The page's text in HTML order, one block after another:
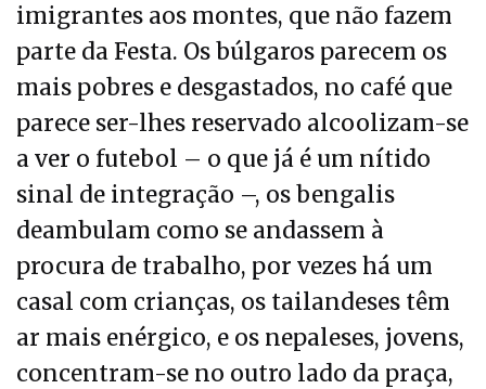
imigrantes aos montes, que não fazem
parte da Festa. Os búlgaros parecem os
mais pobres e desgastados, no café que
parece ser-lhes reservado alcoolizam-se
a ver o futebol – o que já é um nítido
sinal de integração –, os bengalis
deambulam como se andassem à
procura de trabalho, por vezes há um
casal com crianças, os tailandeses têm
ar mais enérgico, e os nepaleses, jovens,
concentram-se no outro lado da praça,